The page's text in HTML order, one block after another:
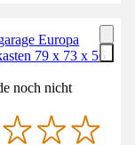
Europa
79 x 73 x 56
noch nicht